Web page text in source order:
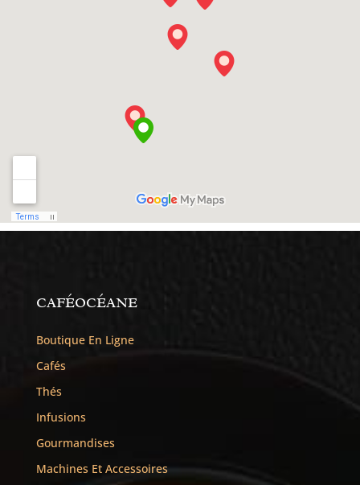
CAFÉOCÉANE
Boutique En Ligne
Cafés
Thés
Infusions
Gourmandises
Machines Et Accessoires